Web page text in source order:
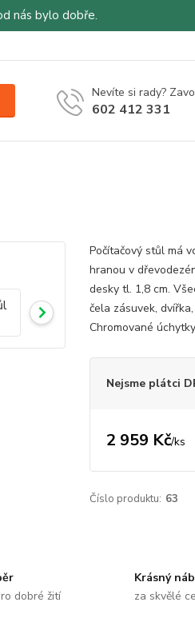
nás bylo dobře.
Nevíte si rady?
602 412 331
Počítačový stůl má
hranou v
desky tl. 1,8 cm.
čela zásuvek,
Chromované
Nejsme plátci
2 959 Kč/ks
Číslo produktu: 63
dobré žití
Krásný
za skvělé